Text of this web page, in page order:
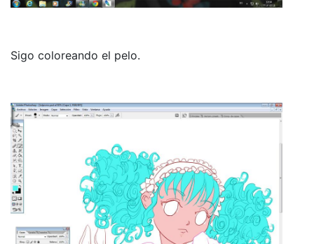
Sigo coloreando el pelo.